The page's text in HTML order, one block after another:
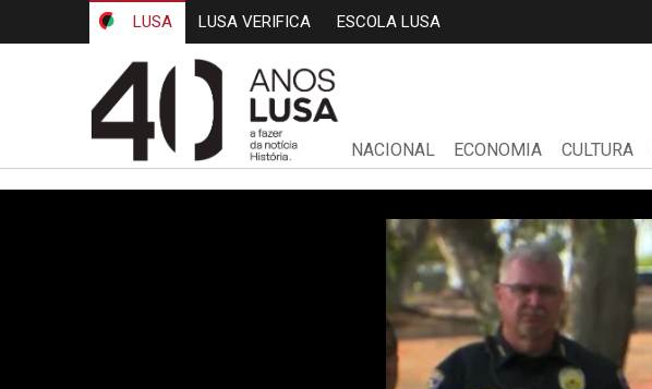
LUSA LUSA VERIFICA ESCOLA LUSA
NACIONAL ECONOMIA CULTURA